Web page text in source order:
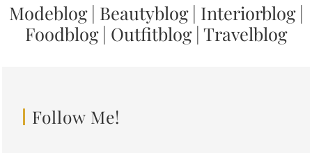
Modeblog| Beautyblog| Interiorblog|
Foodblog| Outfitblog| Travelblog
Follow Me!